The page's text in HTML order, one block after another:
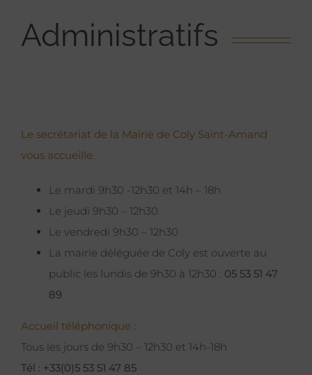
Administratifs
Le secrétariat de la Mairie de Coly Saint-Amand
vous accueille.
Le mardi 9h30 -12h30 et 14h – 18h
Le jeudi 9h30 – 12h30
Le vendredi 9h30 – 12h30
La mairie déléguée de Coly est ouverte au
public les lundis de 9h30 à 12h30 : 05 53 51 47
89
Accueil téléphonique :
Tous les jours de 9h30 – 12h30 et 14h-18h
Tél : +33(0)5 53 51 47 85